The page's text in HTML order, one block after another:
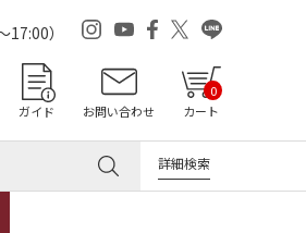
17:00）
ガイド お問い合わせ カート
0
詳細検索